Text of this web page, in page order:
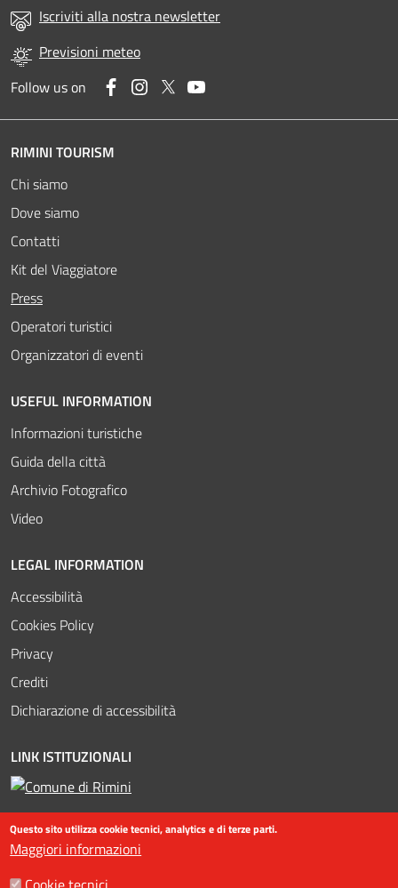
Iscriviti alla nostra newsletter
Previsioni meteo
Follow us on
FacebookInstagram
Twitter
RIMINI TOURISM
Chi siamo
Dove siamo
Contatti
Kit del Viaggiatore
Press
Operatori turistici
Organizzatori di eventi
USEFUL INFORMATION
Informazioni turistiche
Guida della città
Archivio Fotografico
Video
LEGAL INFORMATION
Accessibilità
Cookies Policy
Privacy
Crediti
Dichiarazione di accessibilità
LINK ISTITUZIONALI
Questo sito utilizza cookie tecnici, analytics e di terze parti.
Maggiori informazioni